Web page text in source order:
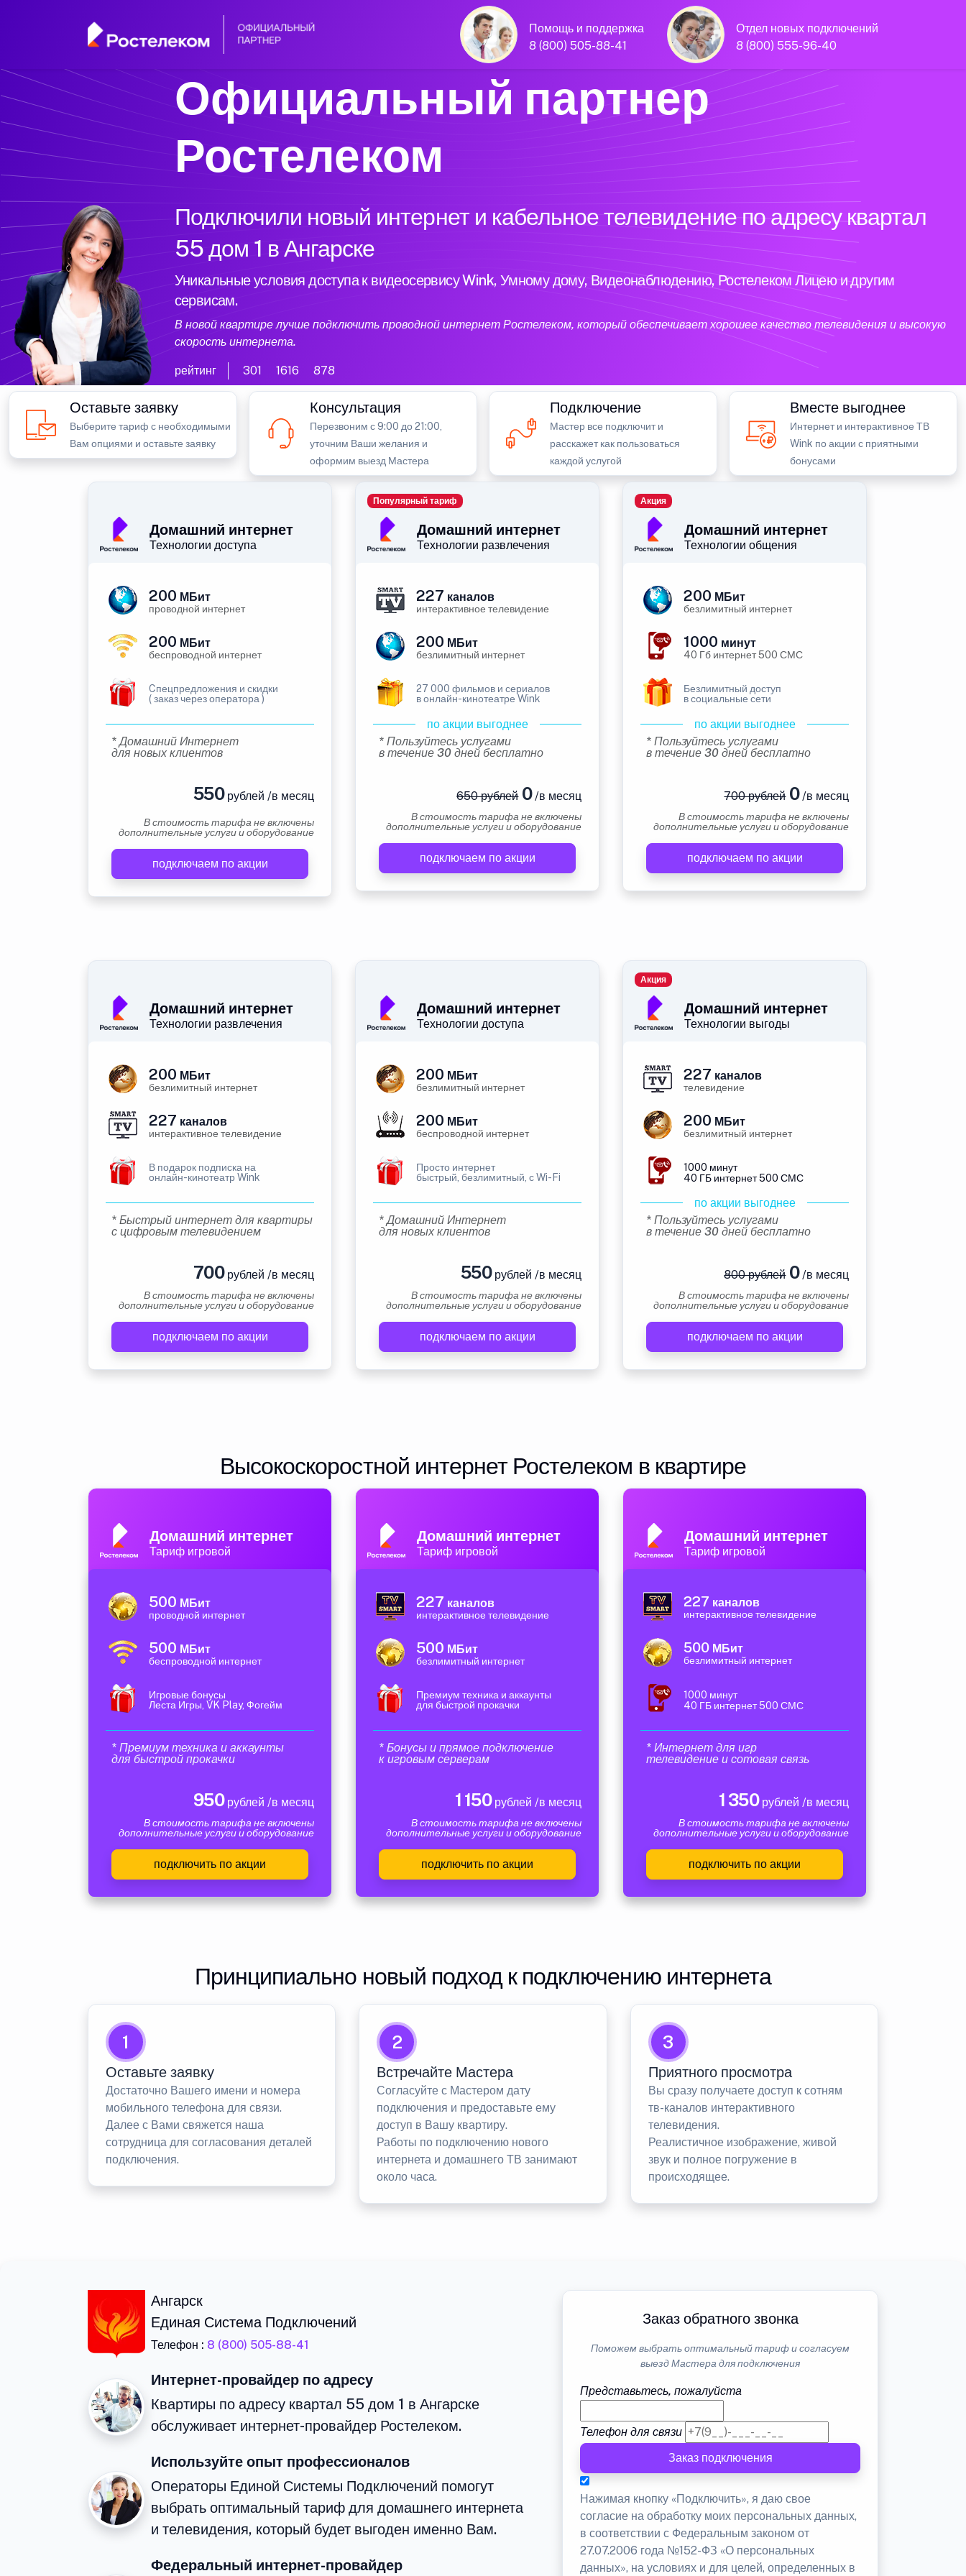
Помощь и поддержка
8 (800) 505-88-41
Отдел новых подключений
8 (800) 555-96-40
Официальный партнер
Ростелеком
Подключили новый интернет и кабельное телевидение по адресу квартал
55 дом 1 в Ангарске
Уникальные условия доступа к видеосервису Wink, Умному дому, Видеонаблюдению, Ростелеком Лицею и другим
сервисам.
В новой квартире лучше подключить проводной интернет Ростелеком, который обеспечивает хорошее качество телевидения и высокую
скорость интернета.
рейтинг 301 1616 878
Оставьте заявку
Выберите тариф с необходимыми
Вам опциями и оставьте заявку
Консультация
Перезвоним с 9:00 до 21:00,
уточним Ваши желания и
оформим выезд Мастера
Подключение
Мастер все подключит и
расскажет как пользоваться
каждой услугой
Вместе выгоднее
Интернет и интерактивное ТВ
Wink по акции с приятными
бонусами
Домашний интернет
Технологии доступа
200 МБит
проводной интернет
200 МБит
беспроводной интернет
Cпецпредложения и скидки
( заказ через оператора )
* Домашний Интернет
для новых клиентов
550рублей /в месяц
В стоимость тарифа не включены
дополнительные услуги и оборудование
подключаем по акции
Домашний интернет
Технологии развлечения
Популярный тариф
227 каналов
интерактивное телевидение
200 МБит
безлимитный интернет
27 000 фильмов и сериалов
в онлайн-кинотеатре Wink
по акции выгоднее
* Пользуйтесь услугами
в течение 30 дней бесплатно
650 рублей0/в месяц
В стоимость тарифа не включены
дополнительные услуги и оборудование
подключаем по акции
Домашний интернет
Технологии общения
Акция
200 МБит
безлимитный интернет
1000 минут
40 Гб интернет 500 СМС
Безлимитный доступ
в социальные сети
по акции выгоднее
* Пользуйтесь услугами
в течение 30 дней бесплатно
700 рублей0/в месяц
В стоимость тарифа не включены
дополнительные услуги и оборудование
подключаем по акции
Домашний интернет
Технологии развлечения
200 МБит
безлимитный интернет
227 каналов
интерактивное телевидение
В подарок подписка на
онлайн-кинотеатр Wink
* Быстрый интернет для квартиры
с цифровым телевидением
700рублей /в месяц
В стоимость тарифа не включены
дополнительные услуги и оборудование
подключаем по акции
Домашний интернет
Технологии доступа
200 МБит
безлимитный интернет
200 МБит
беспроводной интернет
Просто интернет
быстрый, безлимитный, с Wi-Fi
* Домашний Интернет
для новых клиентов
550рублей /в месяц
В стоимость тарифа не включены
дополнительные услуги и оборудование
подключаем по акции
Домашний интернет
Технологии выгоды
Акция
227 каналов
телевидение
200 МБит
безлимитный интернет
1000 минут
40 ГБ интернет 500 СМС
по акции выгоднее
* Пользуйтесь услугами
в течение 30 дней бесплатно
800 рублей0/в месяц
В стоимость тарифа не включены
дополнительные услуги и оборудование
подключаем по акции
Высокоскоростной интернет Ростелеком в квартире
Домашний интернет
Тариф игровой
500 МБит
проводной интернет
500 МБит
беспроводной интернет
Игровые бонусы
Леста Игры, VK Play, Фогейм
* Премиум техника и аккаунты
для быстрой прокачки
950рублей /в месяц
В стоимость тарифа не включены
дополнительные услуги и оборудование
подключить по акции
Домашний интернет
Тариф игровой
227 каналов
интерактивное телевидение
500 МБит
безлимитный интернет
Премиум техника и аккаунты
для быстрой прокачки
* Бонусы и прямое подключение
к игровым серверам
1 150рублей /в месяц
В стоимость тарифа не включены
дополнительные услуги и оборудование
подключить по акции
Домашний интернет
Тариф игровой
227 каналов
интерактивное телевидение
500 МБит
безлимитный интернет
1000 минут
40 ГБ интернет 500 СМС
* Интернет для игр
телевидение и сотовая связь
1 350рублей /в месяц
В стоимость тарифа не включены
дополнительные услуги и оборудование
подключить по акции
Принципиально новый подход к подключению интернета
1
Оставьте заявку
Достаточно Вашего имени и номера
мобильного телефона для связи.
Далее с Вами свяжется наша
сотрудница для согласования деталей
подключения.
2
Встречайте Мастера
Согласуйте с Мастером дату
подключения и предоставьте ему
доступ в Вашу квартиру.
Работы по подключению нового
интернета и домашнего ТВ занимают
около часа.
3
Приятного просмотра
Вы сразу получаете доступ к сотням
тв-каналов интерактивного
телевидения.
Реалистичное изображение, живой
звук и полное погружение в
происходящее.
Ангарск
Единая Система Подключений
Телефон : 8 (800) 505-88-41
Интернет-провайдер по адресу
Квартиры по адресу квартал 55 дом 1 в Ангарске
обслуживает интернет-провайдер Ростелеком.
Используйте опыт профессионалов
Операторы Единой Системы Подключений помогут
выбрать оптимальный тариф для домашнего интернета
и телевидения, который будет выгоден именно Вам.
Федеральный интернет-провайдер
Заказ обратного звонка
Поможем выбрать оптимальный тариф и согласуем
выезд Мастера для подключения
Представьтесь, пожалуйста
Телефон для связи
Заказ подключения
Нажимая кнопку «Подключить», я даю свое
согласие на обработку моих персональных данных,
в соответствии с Федеральным законом от
27.07.2006 года №152-ФЗ «О персональных
данных», на условиях и для целей, определенных в